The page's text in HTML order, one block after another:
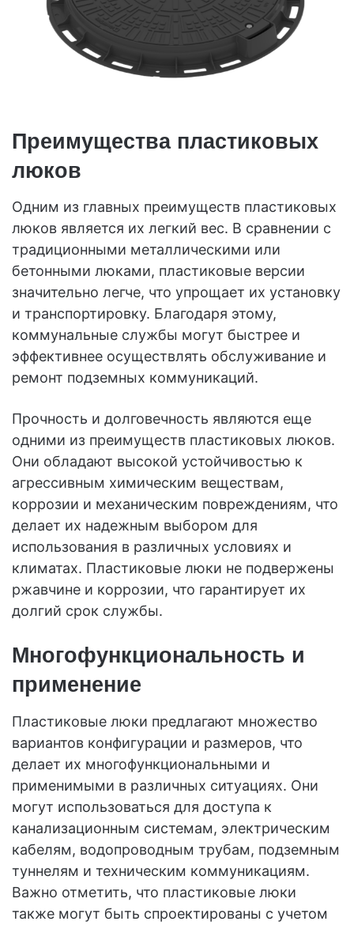
Преимущества пластиковых
люков
Одним из главных преимуществ пластиковых
люков является их легкий вес. В сравнении с
традиционными металлическими или
бетонными люками, пластиковые версии
значительно легче, что упрощает их установку
и транспортировку. Благодаря этому,
коммунальные службы могут быстрее и
эффективнее осуществлять обслуживание и
ремонт подземных коммуникаций.
Прочность и долговечность являются еще
одними из преимуществ пластиковых люков.
Они обладают высокой устойчивостью к
агрессивным химическим веществам,
коррозии и механическим повреждениям, что
делает их надежным выбором для
использования в различных условиях и
климатах. Пластиковые люки не подвержены
ржавчине и коррозии, что гарантирует их
долгий срок службы.
Многофункциональность и
применение
Пластиковые люки предлагают множество
вариантов конфигурации и размеров, что
делает их многофункциональными и
применимыми в различных ситуациях. Они
могут использоваться для доступа к
канализационным системам, электрическим
кабелям, водопроводным трубам, подземным
туннелям и техническим коммуникациям.
Важно отметить, что пластиковые люки
также могут быть спроектированы с учетом